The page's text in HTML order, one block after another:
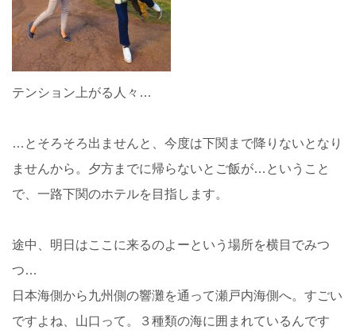
テンション上がる人々…
…とそろそろ出ませんと、今度は下関まで降りないとなり
ませんから。夕方までに帰らないとご飯が…ということ
で、一路下関のホテルを目指します。
途中、明日はここに来るのよーという場所を横目でみつ
つ…
日本海側から九州側の響灘を通って瀬戸内海側へ。すごい
ですよね、山口って。３種類の海に囲まれているんです